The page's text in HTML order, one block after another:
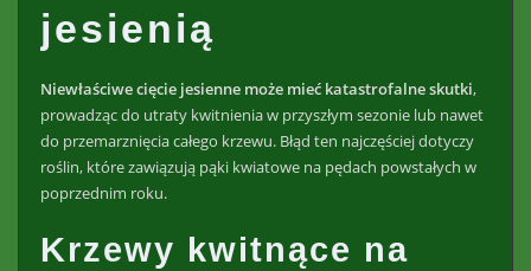
jesienią
Niewłaściwe cięcie jesienne może mieć katastrofalne skutki,
prowadząc do utraty kwitnienia w przyszłym sezonie lub nawet
do przemarznięcia całego krzewu. Błąd ten najczęściej dotyczy
roślin, które zawiązują pąki kwiatowe na pędach powstałych w
poprzednim roku.
Krzewy kwitnące na